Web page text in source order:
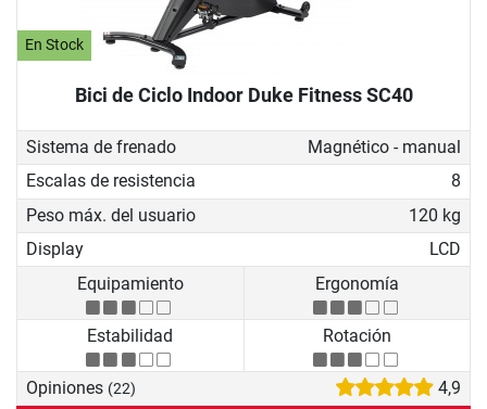
En Stock
Bici de Ciclo Indoor Duke Fitness SC40
Sistema de frenado
Magnético - manual
Escalas de resistencia
8
Peso máx. del usuario
120 kg
Display
LCD
Equipamiento
Ergonomía
Estabilidad Rotación
Opiniones (22)
4,9